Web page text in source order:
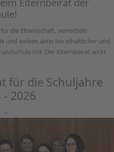
Elternbeirat der
die Elternschaft, vermitteln
und wirken aktiv bei inhaltlicher und
mit. Der Elternbeirat wirkt
für die Schuljahre
- 2026
+